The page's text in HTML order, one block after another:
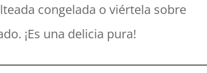
congelada o viértela sobre
¡Es una delicia pura!